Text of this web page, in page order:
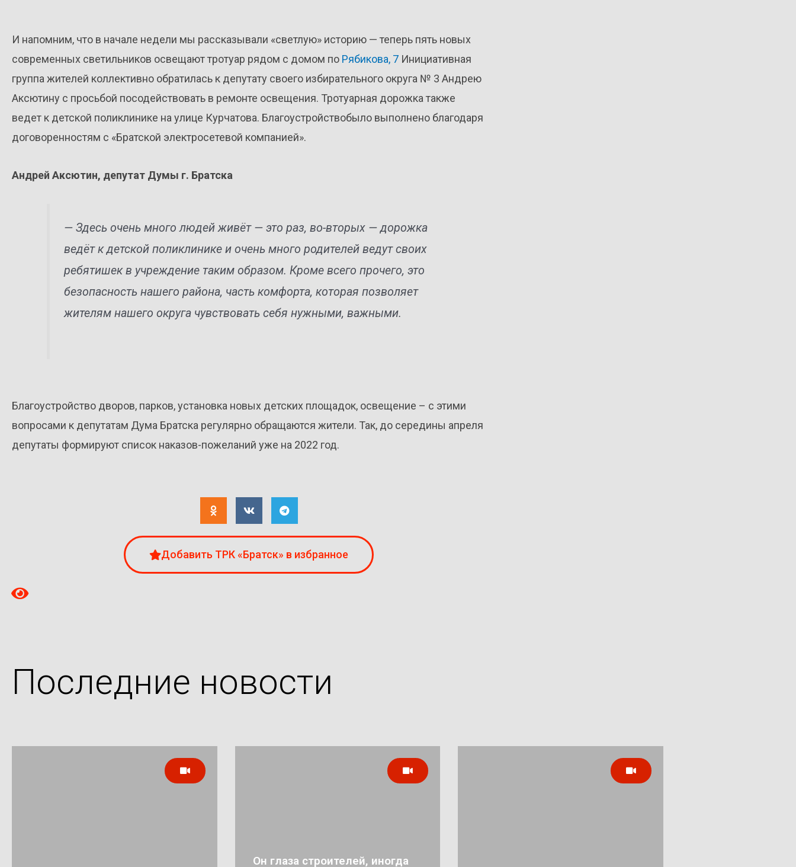
И напомним, что в начале недели мы рассказывали «светлую» историю — теперь пять новых
современных светильников освещают тротуар рядом с домом по Рябикова, 7 Инициативная
группа жителей коллективно обратилась к депутату своего избирательного округа № 3 Андрею
Аксютину с просьбой посодействовать в ремонте освещения. Тротуарная дорожка также
ведет к детской поликлинике на улице Курчатова. Благоустройствобыло выполнено благодаря
договоренностям с «Братской электросетевой компанией».
Андрей Аксютин, депутат Думы г. Братска
— Здесь очень много людей живёт — это раз, во-вторых — дорожка
ведёт к детской поликлинике и очень много родителей ведут своих
ребятишек в учреждение таким образом. Кроме всего прочего, это
безопасность нашего района, часть комфорта, которая позволяет
жителям нашего округа чувствовать себя нужными, важными.
Благоустройство дворов, парков, установка новых детских площадок, освещение – с этими
вопросами к депутатам Дума Братска регулярно обращаются жители. Так, до середины апреля
депутаты формируют список наказов-пожеланий уже на 2022 год.
Добавить ТРК «Братск» в избранное
Последние новости
Он глаза строителей, иногда